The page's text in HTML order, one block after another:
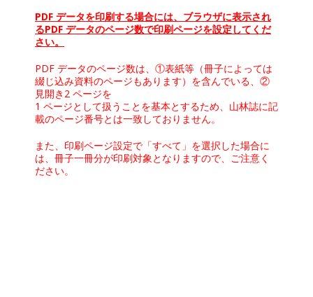
PDF データを印刷する場合には、ブラウザに表示され
るPDF データのページ数で印刷ページを設定してくだ
さい。
PDF データのページ数は、①表紙等（冊子によっては
綴じ込み資料のページもあります）を含んでいる、②
見開き2 ページを
1 ページとして扱うことを基本とするため、山林誌に記
載のページ番号とは一致しておりません。
また、印刷ページ設定で「すべて」を選択した場合に
は、冊子一冊分が印刷対象となりますので、ご注意く
ださい。